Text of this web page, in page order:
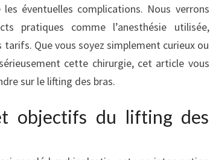
éventuelles complications. Nous verrons
pratiques comme l’anesthésie utilisée,
Que vous soyez simplement curieux ou
cette chirurgie, cet article vous
sur le lifting des bras.
objectifs du lifting des